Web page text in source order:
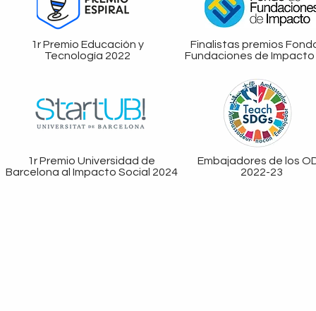
1r Premio Educación y
Tecnología 2022
1r Premio Universidad de
Barcelona al Impacto Social 2024
Finalistas premios
Fundaciones de Impacto
Embajadores de los
2022-23